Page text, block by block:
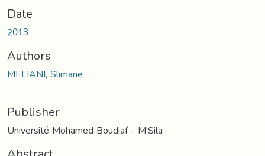
Date
2013
Authors
MELIANI, Slimane
Publisher
Université Mohamed Boudiaf - M'Sila